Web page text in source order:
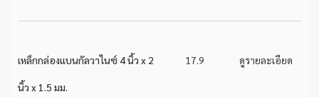
เหล็กกล่องแบนกัลวาไนซ์ 4 นิ้ว x 2
นิ้ว x 1.5 มม.
17.9 ดูรายละเอียด